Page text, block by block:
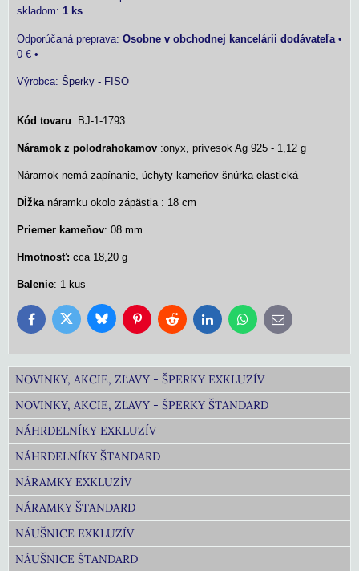
skladom: 1 ks
Osobne v obchodnej kancelárii dodávateľa•
0 € •
Výrobca: Šperky - FISO
Kód tovaru: BJ-1-1793
Náramok z polodrahokamov :onyx, prívesok Ag 925 - 1,12 g
Náramok nemá zapínanie, úchyty kameňov šnúrka elastická
Dĺžkanáramku okolo zápästia : 18 cm
Priemer kameňov: 08 mm
Hmotnosť: cca 18,20 g
Balenie: 1 kus
FacebookTwitter BlueskyPinterestReddit LinkedInWhatsApp
E-
mail
NOVINKY, AKCIE, ZĽAVY - ŠPERKY EXKLUZÍV
NOVINKY, AKCIE, ZĽAVY - ŠPERKY ŠTANDARD
NÁHRDELNÍKY EXKLUZÍV
NÁHRDELNÍKY ŠTANDARD
NÁRAMKY EXKLUZÍV
NÁRAMKY ŠTANDARD
NÁUŠNICE EXKLUZÍV
NÁUŠNICE ŠTANDARD